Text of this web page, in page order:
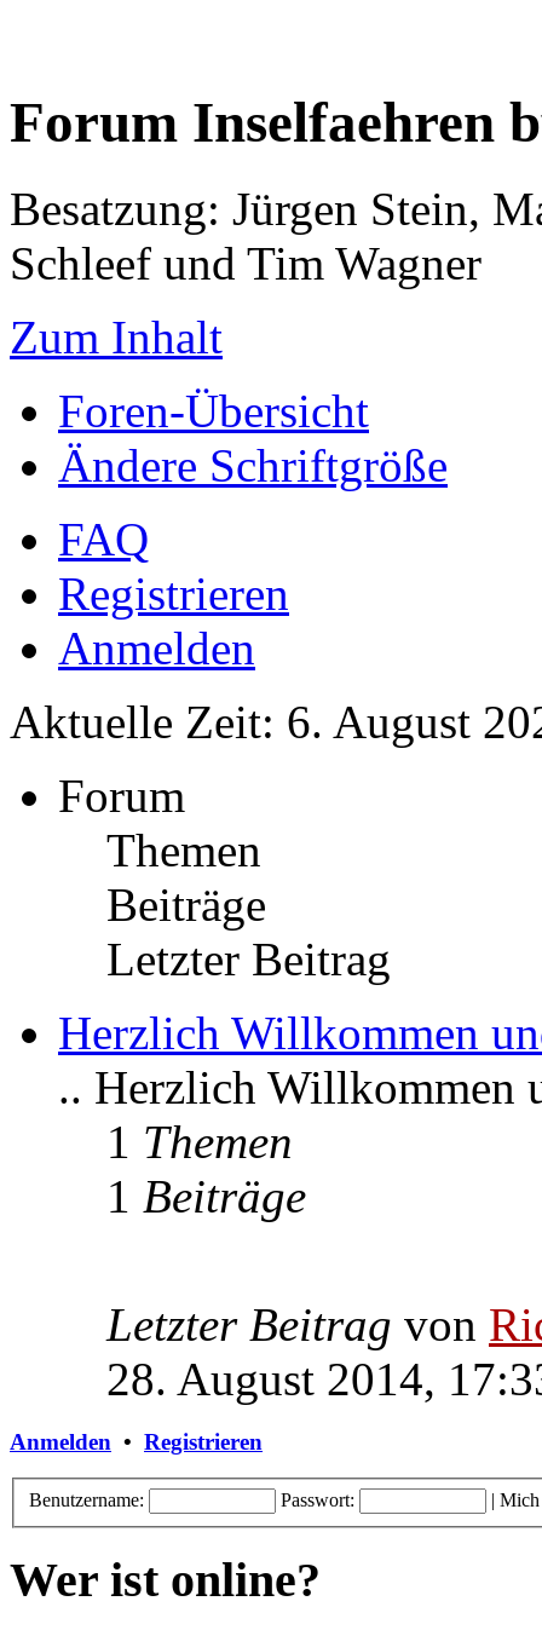
Forum Inselfaehren
Besatzung: Jürgen Stein,
Schleef und Tim Wagner
Zum Inhalt
Foren-Übersicht
Ändere Schriftgröße
FAQ
Registrieren
Anmelden
Aktuelle Zeit: 6. August
Forum
Themen
Beiträge
Letzter Beitrag
Herzlich Willkommen
.. Herzlich Willkommen
1 Themen
1 Beiträge
Letzter Beitrag von
28. August 2014,
Anmelden • Registrieren
Benutzername: Passwort: | Mich
Wer ist online?